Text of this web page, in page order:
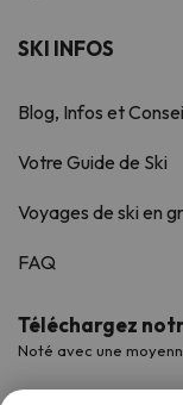
SKI INFOS
Blog, Infos et
Votre Guide de Ski
Voyages de ski en
FAQ
Téléchargez
Noté avec une